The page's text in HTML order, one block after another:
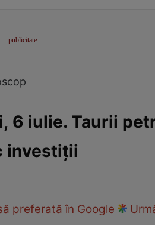
6 iulie. Taurii
investiții
preferată în Google